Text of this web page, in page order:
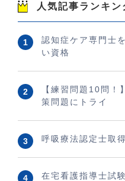
人気記事ランキン
認知症ケア専門士
い資格
【練習問題10問！
策問題にトライ
呼吸療法認定士取
在宅看護指導士試